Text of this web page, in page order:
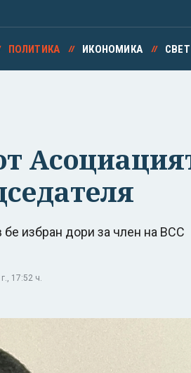
ПОЛИТИКА ИКОНОМИКА
избран дори за член на ВСС
17:52 ч.